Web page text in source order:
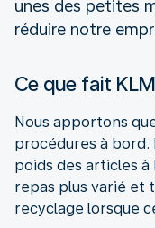
unes des petites
réduire notre
Ce que fait KLM
Nous apportons
procédures à bord.
poids des articles
repas plus varié et
recyclage lorsque